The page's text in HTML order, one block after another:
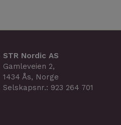
STR Nordic AS
Gamleveien 2,
1434 Ås, Norge
Selskapsnr.: 923 264 701